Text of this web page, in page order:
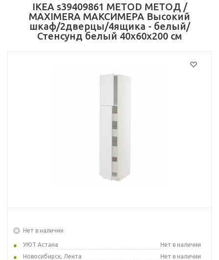
IKEA s39409861 METOD МЕТОД /
MAXIMERA МАКСИМЕРА Высокий
шкаф/2дверцы/4ящика - белый/
Стенсунд белый 40x60x200 см
Нет в наличии
УЮТ Астана
Нет в наличии
Новосибирск, Лента
Нет в наличии